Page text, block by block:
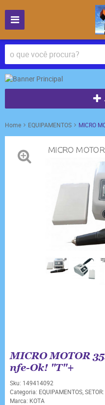
Home EQUIPAMENTOS MICRO
MICRO MOTOR
nfe-Ok! "T"+
Sku: 149414092
Categoria: EQUIPAMENTOS
Marca: KOTA